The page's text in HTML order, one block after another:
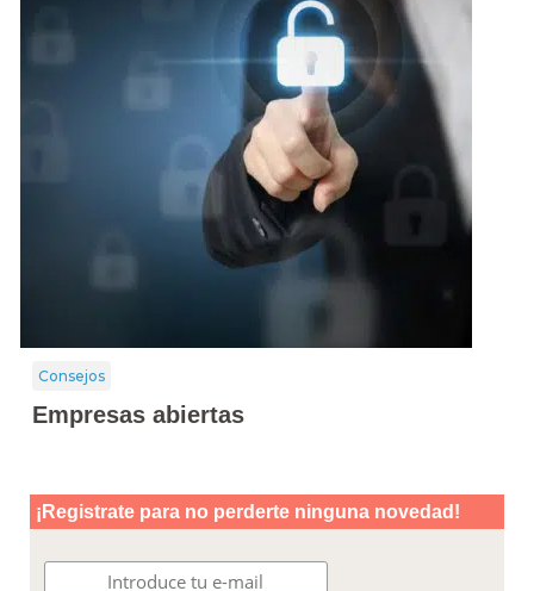
Consejos
Empresas abiertas